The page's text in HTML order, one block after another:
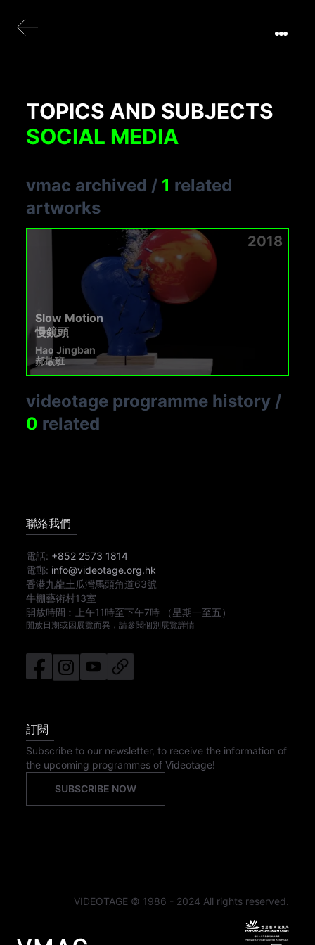
TOPICS AND SUBJECTS
SOCIAL MEDIA
vmac archived / 1 related
artworks
2018
Slow Motion
慢鏡頭
Hao Jingban
郝敬班
videotage programme history /
0 related
聯絡我們
電話: +852 2573 1814
電郵: info@videotage.org.hk
香港九龍土瓜灣馬頭角道63號
牛棚藝術村13室
開放時間︰
上午11時至下午7時 （星期一至五）
開放日期或因展覽而異，請參閱個別展覽詳情
訂閱
Subscribe to our newsletter, to receive the information of
the upcoming programmes of Videotage!
SUBSCRIBE NOW
VIDEOTAGE © 1986 - 2024 All rights reserved.